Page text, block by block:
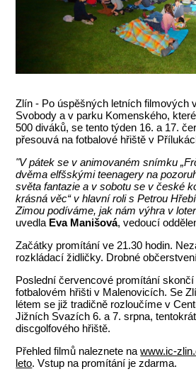
Zlín - Po úspěšných letních filmových
Svobody a v parku Komenského,
500 diváků, se tento týden 16. a 17.
přesouvá na fotbalové hřiště v
"V pátek se v animovaném snímku
dvěma elfšskými teenagery na
světa fantazie a v sobotu se v české
krásná věc“ v hlavní roli s Petrou
Zimou podíváme, jak nám výhra v
uvedla Eva Manišová, vedoucí
Začátky promítání ve 21.30 hodin.
rozkládací židličky. Drobné
Poslední červencové promítání
fotbalovém hřišti v Malenovicích. Se
létem se již tradičně rozloučíme v
Jižních Svazích 6. a 7. srpna,
discgolfového hřiště.
Přehled filmů naleznete nawww.ic-
leto. Vstup na promítání je zdarma.